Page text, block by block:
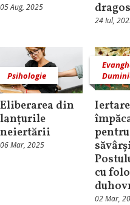
05 Aug, 2025
24 Iul,
Psihologie
Eliberarea din
lanțurile
neiertării
06 Mar, 2025
pentru
cu
02 Mar,